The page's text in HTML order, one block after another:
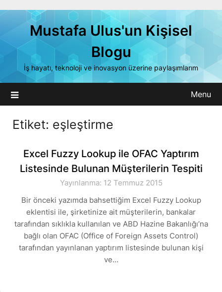
Mustafa Ulus'un Kişisel
Blogu
İş hayatı, teknoloji ve inovasyon üzerine paylaşımlarım
Menu
Etiket: eşleştirme
Excel Fuzzy Lookup ile OFAC Yaptırım
Listesinde Bulunan Müşterilerin Tespiti
Yayınlanma: 12 Temmuz 2015
Bir önceki yazımda bahsettiğim Excel Fuzzy Lookup
eklentisi ile, şirketinize ait müşterilerin, bankalar
tarafından sıklıkla kullanılan ve ABD Hazine Bakanlığı’na
bağlı olan OFAC (Office of Foreign Assets Control)
tarafından yayınlanan yaptırım listesinde bulunan kişi
ve…